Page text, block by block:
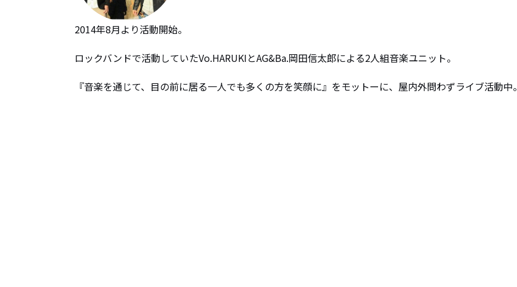
2014年8月より活動開始。
ロックバンドで活動していたVo.HARUKIとAG&Ba.岡田信太郎による2人組音楽ユニット。
『音楽を通じて、目の前に居る一人でも多くの方を笑顔に』をモットーに、屋内外問わずライブ活動中。